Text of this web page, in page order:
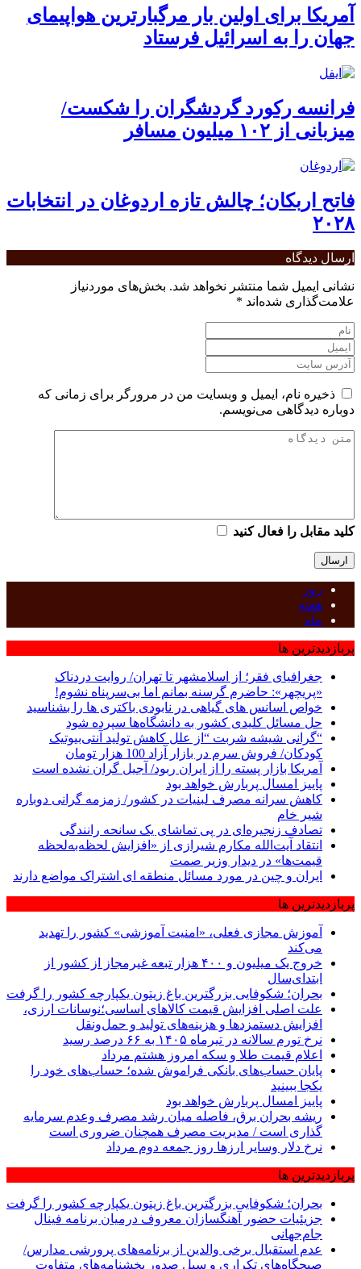
آمریکا برای اولین بار مرگبارترین هواپیمای
جهان را به اسرائیل فرستاد
فرانسه رکورد گردشگران را شکست/
میزبانی از ۱۰۲ میلیون مسافر
فاتح اربکان؛ چالش تازه اردوغان در انتخابات
۲۰۲۸
ارسال دیدگاه
نشانی ایمیل شما منتشر نخواهد شد. بخش‌های موردنیاز
علامت‌گذاری شده‌اند *
ذخیره نام، ایمیل و وبسایت من در مرورگر برای زمانی که
دوباره دیدگاهی می‌نویسم.
کلید مقابل را فعال کنید
روز
هفته
ماه
پربازدیدترین ها
جغرافیای فقر؛ از اسلامشهر تا تهران/ روایت دردناک
«پریچهر»: حاضرم گرسنه بمانم اما بی‌سرپناه نشوم!
خواص اسانس های گیاهی در نابودی باکتری ها را بشناسید
حل مسائل کلیدی کشور به دانشگاه‌ها سپرده شود
“گرانی شیشه شربت “از علل کاهش تولید آنتی‌بیوتیک
کودکان/ فروش سرم در بازار آزاد 100 هزار تومان
آمریکا بازار پسته را از ایران ربود/ آجیل گران نشده است
پاییز امسال پربارش خواهد بود
کاهش سرانه مصرف لبنیات در کشور/ زمزمه گرانی دوباره
شیر خام
تصادف زنجیره‌ای در پی تماشای یک سانحه رانندگی
انتقاد آیت‌الله مکارم شیرازی از «افزایش لحظه‌به‌لحظه
قیمت‌ها» در دیدار وزیر صمت
ایران و چین در مورد مسائل منطقه ای اشتراک مواضع دارند
پربازدیدترین ها
آموزش مجازی فعلی، «امنیت آموزشی» کشور را تهدید
می‌کند
خروج یک میلیون و ۴۰۰ هزار تبعه غیرمجاز از کشور از
ابتدای‌سال
بحران؛ شکوفایی بزرگترین باغ زیتون یکپارچه کشور را گرفت
علت اصلی افزایش قیمت کالاهای اساسی؛نوسانات ارزی،
افزایش دستمزدها و هزینه‌های تولید و حمل‌ونقل
نرخ تورم سالانه در تیرماه ۱۴۰۵ به ۶۶ درصد رسید
اعلام قیمت طلا و سکه امروز هشتم مرداد
پایان حساب‌های بانکی فراموش شده؛ حساب‌های خود را
یکجا ببینید
پاییز امسال پربارش خواهد بود
ریشه بحران برق، فاصله میان رشد مصرف وعدم سرمایه
گذاری است / مدیریت مصرف همچنان ضروری است
نرخ دلار وسایر ارزها روز جمعه دوم مرداد
پربازدیدترین ها
بحران؛ شکوفایی بزرگترین باغ زیتون یکپارچه کشور را گرفت
جزیئیات حضور آهنگسازان معروف درمیان برنامه فینال
جام‌جهانی
عدم استقبال برخی والدین از برنامه‌های پرورشی مدارس/
صبحگاه‌های تکراری و سیل صدور بخشنامه‌های متفاوت